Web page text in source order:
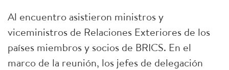
Al encuentro asistieron ministros y
viceministros de Relaciones Exteriores de los
países miembros y socios de BRICS. En el
marco de la reunión, los jefes de delegación